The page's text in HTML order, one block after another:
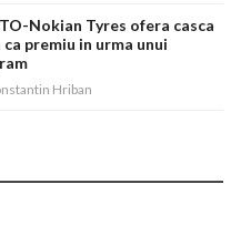
Nokian Tyres ofera casca
premiu in urma unui
Hriban